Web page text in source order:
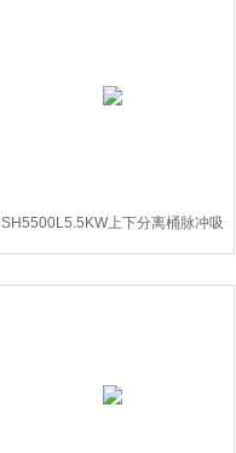
SH5500L5.5KW上下分离桶脉冲吸
尘器 工业吸尘器